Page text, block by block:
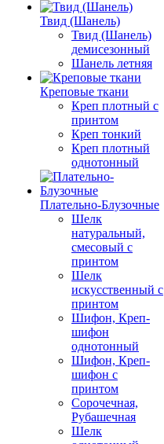
Твид (Шанель)
Твид (Шанель)
демисезонный
Шанель летняя
Креповые ткани
Креп плотный с
принтом
Креп тонкий
Креп плотный
однотонный
Плательно-Блузочные
Шелк
натуральный,
смесовый с
принтом
Шелк
искусственный с
принтом
Шифон, Креп-
шифон
однотонный
Шифон, Креп-
шифон с
принтом
Сорочечная,
Рубашечная
Шелк